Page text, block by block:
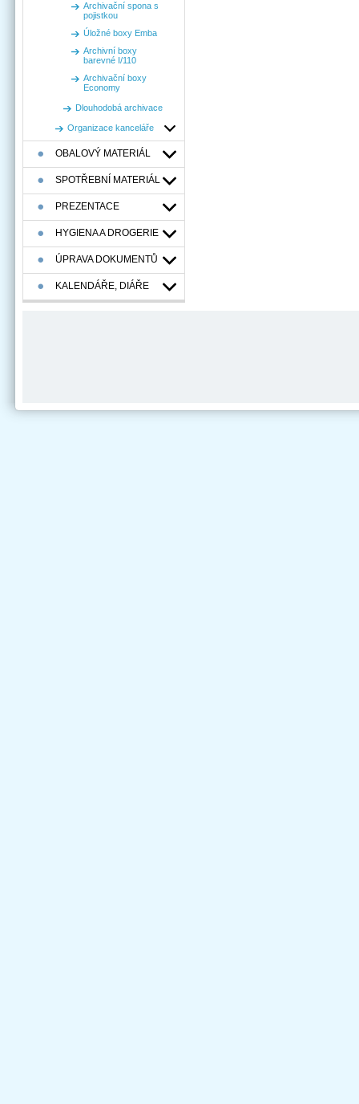
Archivační spona s
pojistkou
Úložné boxy Emba
Archivní boxy
barevné I/110
Archivační boxy
Economy
Dlouhodobá archivace
Organizace kanceláře
OBALOVÝ MATERIÁL
SPOTŘEBNÍ MATERIÁL
PREZENTACE
HYGIENA A DROGERIE
ÚPRAVA DOKUMENTŮ
KALENDÁŘE, DIÁŘE